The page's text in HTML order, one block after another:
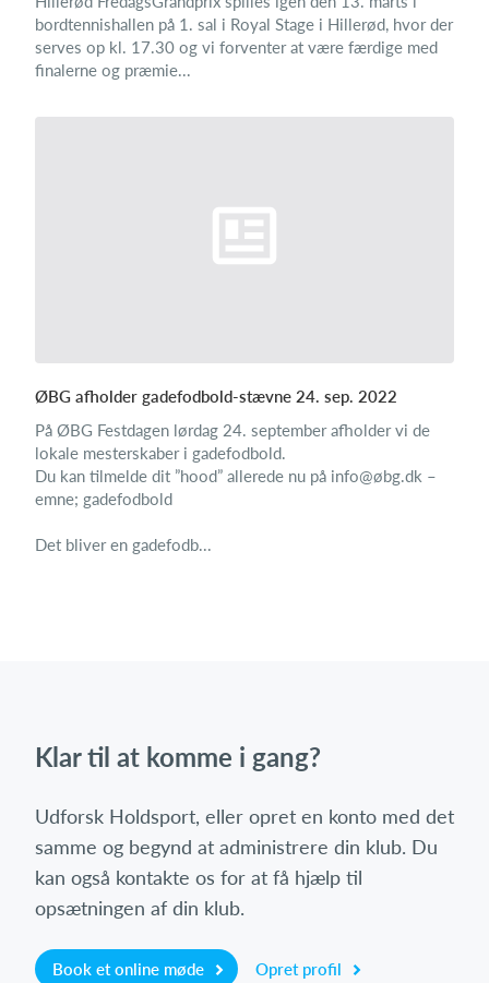
bordtennishallen på 1. sal i Royal Stage i Hillerød, hvor der
serves op kl. 17.30 og vi forventer at være færdige med
finalerne og præmie...
ØBG afholder gadefodbold-stævne 24. sep. 2022
På ØBG Festdagen lørdag 24. september afholder vi de
lokale mesterskaber i gadefodbold.
Du kan tilmelde dit ”hood” allerede nu på info@øbg.dk –
emne; gadefodbold
Det bliver en gadefodb...
Klar til at komme i gang?
Udforsk Holdsport, eller opret en konto med det
samme og begynd at administrere din klub. Du
kan også kontakte os for at få hjælp til
opsætningen af din klub.
Book et online møde Opret profil